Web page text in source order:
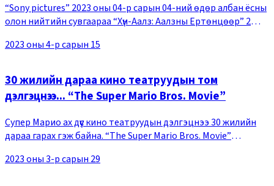
“Sony pictures” 2023 оны 04-р сарын 04-ний өдөр албан ёсны
олон нийтийн сувгаараа “Хүн-Аалз: Аалзны Ертөнцөөр” 2
Морелс (Шамик Мур) нь Гвен Ст
2023 оны 4-р сарын 15
30 жилийн дараа кино театруудын том
дэлгэцнээ... “The Super Mario Bros. Movie”
Супер Марио ах дүүс кино театруудын дэлгэцнээ 30 жилийн
дараа гарах гэж байна. “The Super Mario Bros. Movie”
жирийн сантехникч “Марио” өөр ертөнци
2023 оны 3-р сарын 29